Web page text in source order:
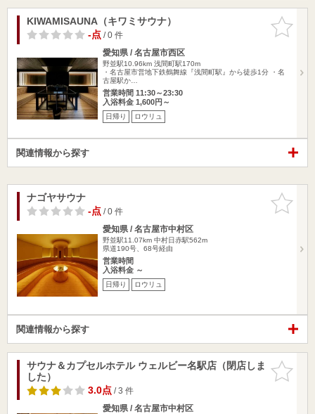
お気に入
りに追加
KIWAMISAUNA（キワミサウナ）
-点/ 0 件
愛知県 / 名古屋市西区
野並駅10.96km 浅間町駅170m
・名古屋市営地下鉄鶴舞線『浅間町駅』から徒歩1分 ・名
古屋駅か…
営業時間 11:30～23:30
入浴料金 1,600円～
日帰り ロウリュ
関連情報から探す
お気に入
りに追加
ナゴヤサウナ
-点/ 0 件
愛知県 / 名古屋市中村区
野並駅11.07km 中村日赤駅562m
県道190号、68号経由
営業時間
入浴料金 ～
日帰り ロウリュ
関連情報から探す
お気に入
りに追加
サウナ＆カプセルホテル ウェルビー名駅店（閉店しま
した）
3.0点/ 3 件
愛知県 / 名古屋市中村区